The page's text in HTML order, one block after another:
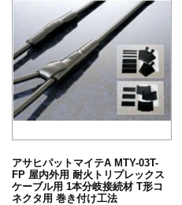
アサヒパットマイテA MTY-03T-
FP 屋内外用 耐火トリプレックス
ケーブル用 1本分岐接続材 T形コ
ネクタ用 巻き付け工法